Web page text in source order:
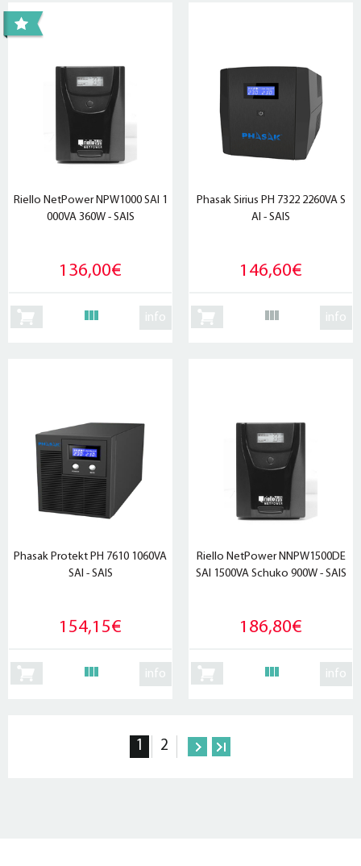
Riello NetPower NPW1000 SAI 1
000VA 360W - SAIS
136,00€
info
Phasak Sirius PH 7322 2260VA S
AI - SAIS
146,60€
info
Phasak Protekt PH 7610 1060VA
SAI - SAIS
154,15€
info
Riello NetPower NNPW1500DE
SAI 1500VA Schuko 900W - SAIS
186,80€
info
1 2